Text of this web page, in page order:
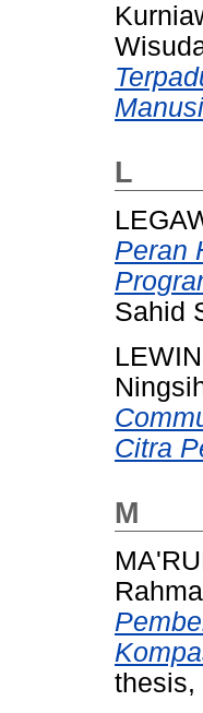
L
Peran
Sahid
Citra
M
thesis,